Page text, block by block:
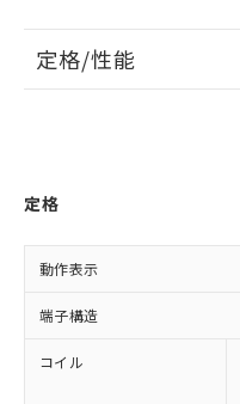
定格/性能
定格
動作表示
端子構造
コイル